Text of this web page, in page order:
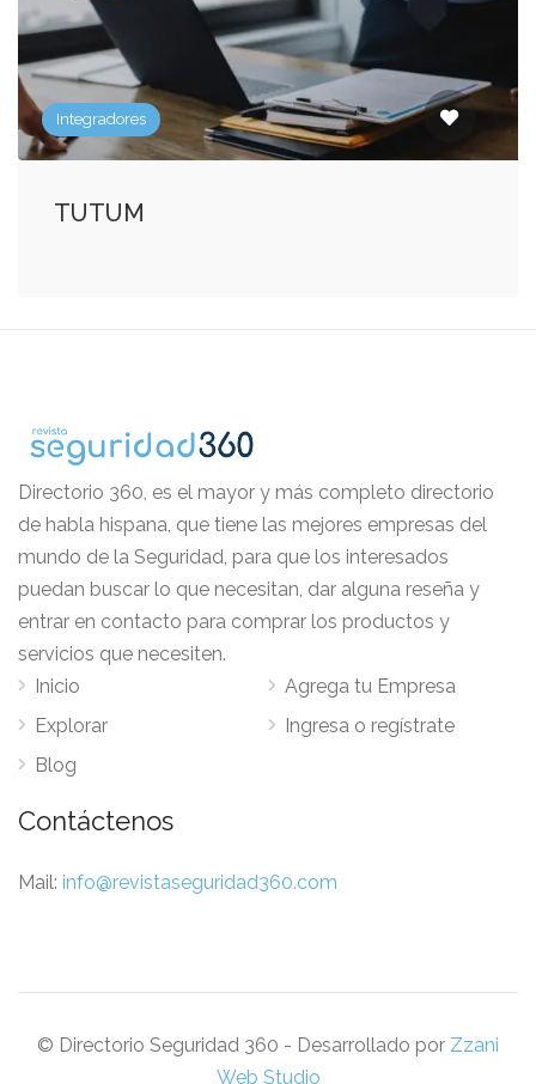
Integradores
TUTUM
Directorio 360, es el mayor y más completo directorio
de habla hispana, que tiene las mejores empresas del
mundo de la Seguridad, para que los interesados
puedan buscar lo que necesitan, dar alguna reseña y
entrar en contacto para comprar los productos y
servicios que necesiten.
Inicio
Explorar
Blog
Agrega tu Empresa
Ingresa o regístrate
Contáctenos
Mail: info@revistaseguridad360.com
© Directorio Seguridad 360 - Desarrollado por Zzani
Web Studio